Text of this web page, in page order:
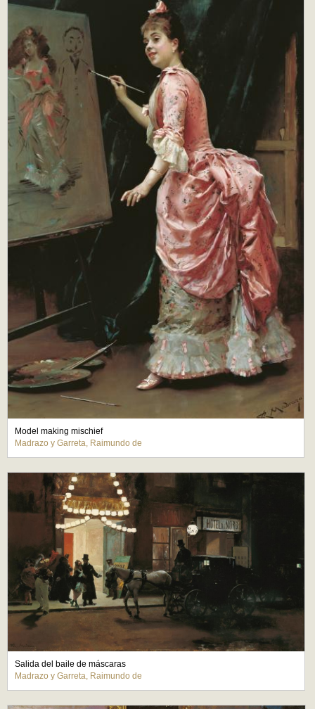
Model making mischief
Madrazo y Garreta, Raimundo de
Salida del baile de máscaras
Madrazo y Garreta, Raimundo de